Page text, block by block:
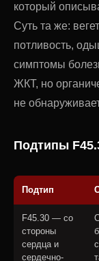
который
Суть та же:
потливость,
симптомы
ЖКТ, но
не
Подтипы
Подтип
F45.30 — со
стороны
сердца и
сердечно-